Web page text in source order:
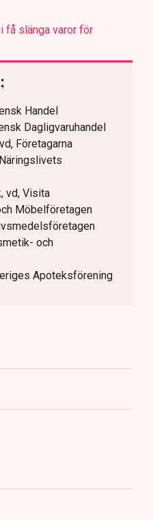
få slänga varor för
Handel
Dagligvaruhandel
Företagarna
vd, Visita
Möbelföretagen
och
Apoteksförening